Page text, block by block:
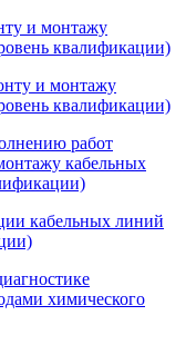
и монтажу
квалификации)
и монтажу
квалификации)
работ
кабельных
кабельных линий
химического